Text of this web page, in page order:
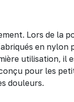
Lors de la
en nylon
utilisation, il
pour les
douleurs.